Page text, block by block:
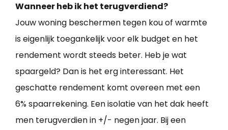
Wanneer heb ik het terugverdiend?
Jouw woning beschermen tegen kou of warmte
is eigenlijk toegankelijk voor elk budget en het
rendement wordt steeds beter. Heb je wat
spaargeld? Dan is het erg interessant. Het
geschatte rendement komt overeen met een
6% spaarrekening. Een isolatie van het dak heeft
men terugverdien in +/- negen jaar. Bij een